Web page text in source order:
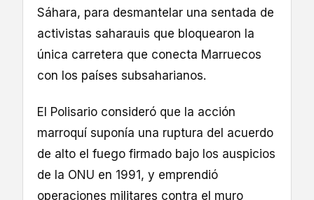
Sáhara, para desmantelar una sentada de
activistas saharauis que bloquearon la
única carretera que conecta Marruecos
con los países subsaharianos.
El Polisario consideró que la acción
marroquí suponía una ruptura del acuerdo
de alto el fuego firmado bajo los auspicios
de la ONU en 1991, y emprendió
operaciones militares contra el muro